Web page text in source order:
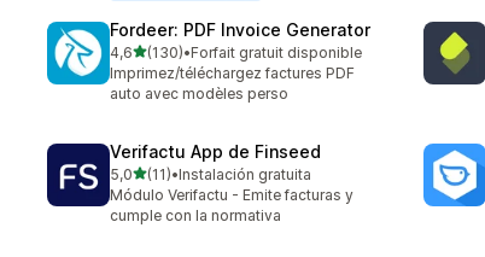
Fordeer: PDF Invoice Generator
4,6étoile(s) sur 5
(130)
130 avis au total
•Forfait gratuit disponible
Imprimez/téléchargez factures PDF
auto avec modèles perso
Verifactu App de Finseed
5,0étoile(s) sur 5
(11)
11 avis au total
•Instalación gratuita
Módulo Verifactu - Emite facturas y
cumple con la normativa